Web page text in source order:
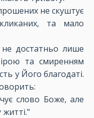
не скуштує
та мало
достатньо лише
та смиренням
у Його благодаті.
слово Боже, але